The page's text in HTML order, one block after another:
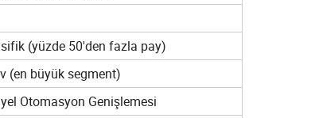
(yüzde 50'den fazla pay)
(en büyük segment)
Otomasyon Genişlemesi